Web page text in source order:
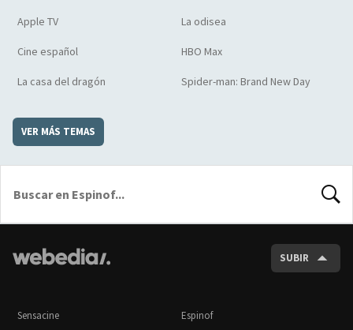
Apple TV La odisea
Cine español HBO Max
La casa del dragón Spider-man: Brand New Day
VER MÁS TEMAS
SUBIR
Sensacine Espinof